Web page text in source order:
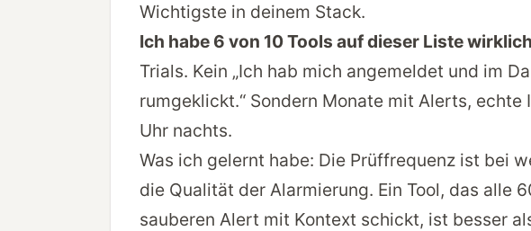
Wichtigste in deinem Stack.
Ich habe 6 von 10 Tools auf dieser Liste
Trials. Kein „Ich hab mich angemeldet und im
rumgeklickt.“ Sondern Monate mit Alerts,
Uhr nachts.
Was ich gelernt habe: Die Prüffrequenz ist bei
die Qualität der Alarmierung. Ein Tool, das alle
sauberen Alert mit Kontext schickt, ist besser